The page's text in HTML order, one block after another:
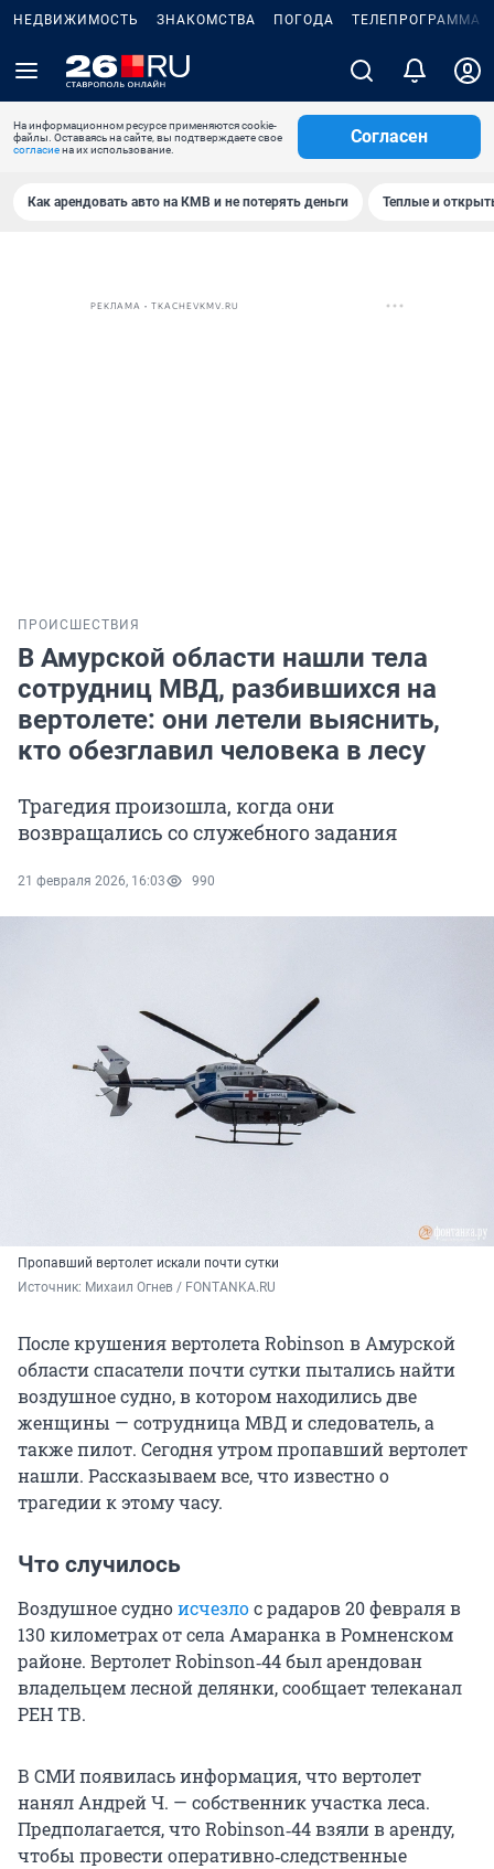
НЕДВИЖИМОСТЬ ЗНАКОМСТВА ПОГОДА ТЕЛЕПРОГРАММА
На информационном ресурсе применяются cookie-
файлы. Оставаясь на сайте, вы подтверждаете свое
согласиена их использование.
Согласен
Как арендовать авто на КМВ и не потерять деньги Теплые и
РЕКЛАМА • TKACHEVKMV.RU
ПРОИСШЕСТВИЯ
В Амурской области нашли тела
сотрудниц МВД, разбившихся на
вертолете: они летели выяснить,
кто обезглавил человека в лесу
Трагедия произошла, когда они
возвращались со служебного задания
21 февраля 2026, 16:03 990
Пропавший вертолет искали почти сутки
Источник: Михаил Огнев / FONTANKA.RU
После крушения вертолета Robinson в Амурской
области спасатели почти сутки пытались найти
воздушное судно, в котором находились две
женщины — сотрудница МВД и следователь, а
также пилот. Сегодня утром пропавший вертолет
нашли. Рассказываем все, что известно о
трагедии к этому часу.
Что случилось
Воздушное судноисчезлос радаров 20 февраля в
130 километрах от села Амаранка в Ромненском
районе. Вертолет Robinson‑44 был арендован
владельцем лесной делянки, сообщает телеканал
РЕН ТВ.
В СМИ появилась информация, что вертолет
нанял Андрей Ч. — собственник участка леса.
Предполагается, что Robinson‑44 взяли в аренду,
чтобы провести оперативно‑следственные